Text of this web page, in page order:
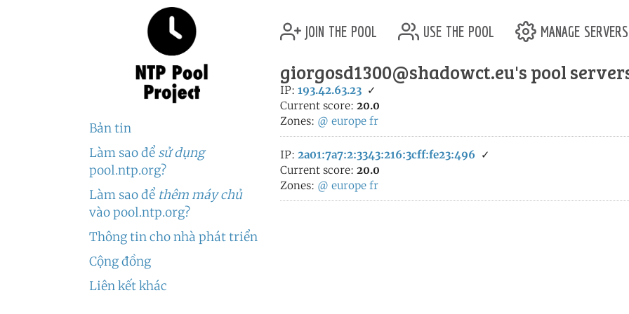
Bản tin
Làm sao để sử dụng
pool.ntp.org?
Làm sao để thêm máy chủ
vào pool.ntp.org?
Thông tin cho nhà phát triển
Cộng đồng
Liên kết khác
join the pool use the pool manage servers
giorgosd1300@shadowct.eu's pool
IP: 193.42.63.23 ✓
Current score: 20.0
Zones: @ europe fr
IP: 2a01:7a7:2:3343:216:3cff:fe23:496 ✓
Current score: 20.0
Zones: @ europe fr